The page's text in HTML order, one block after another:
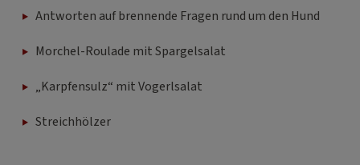
Antworten auf brennende Fragen rund um den Hund
Morchel-Roulade mit Spargelsalat
„Karpfensulz“ mit Vogerlsalat
Streichhölzer